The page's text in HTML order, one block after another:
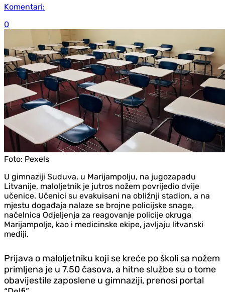
Komentari:
0
Foto: Pexels
U gimnaziji Suduva, u Marijampolju, na jugozapadu
Litvanije, maloljetnik je jutros nožem povrijedio dvije
učenice. Učenici su evakuisani na obližnji stadion, a na
mjestu događaja nalaze se brojne policijske snage,
načelnica Odjeljenja za reagovanje policije okruga
Marijampolje, kao i medicinske ekipe, javljaju litvanski
mediji.
Prijava o maloljetniku koji se kreće po školi sa nožem
primljena je u 7.50 časova, a hitne službe su o tome
obavijestile zaposlene u gimnaziji, prenosi portal